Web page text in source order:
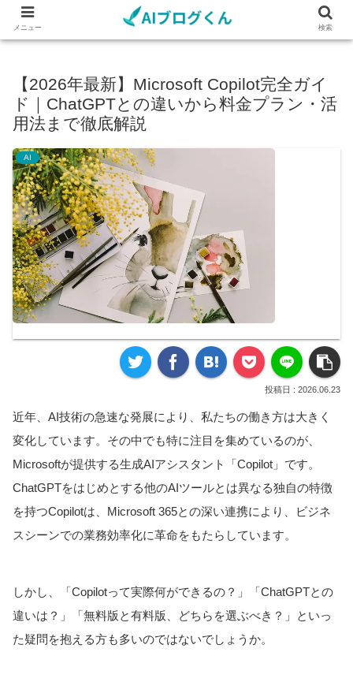
【2026年最新】Microsoft Copilot完全ガイ
ド｜ChatGPTとの違いから料金プラン・活
用法まで徹底解説
AI
2026.06.23
近年、AI技術の急速な発展により、私たちの働き方は大きく
変化しています。その中でも特に注目を集めているのが、
Microsoftが提供する生成AIアシスタント「Copilot」です。
ChatGPTをはじめとする他のAIツールとは異なる独自の特徴
を持つCopilotは、Microsoft 365との深い連携により、ビジネ
スシーンでの業務効率化に革命をもたらしています。
しかし、「Copilotって実際何ができるの？」「ChatGPTとの
違いは？」「無料版と有料版、どちらを選ぶべき？」といっ
た疑問を抱える方も多いのではないでしょうか。
メニュー 検索